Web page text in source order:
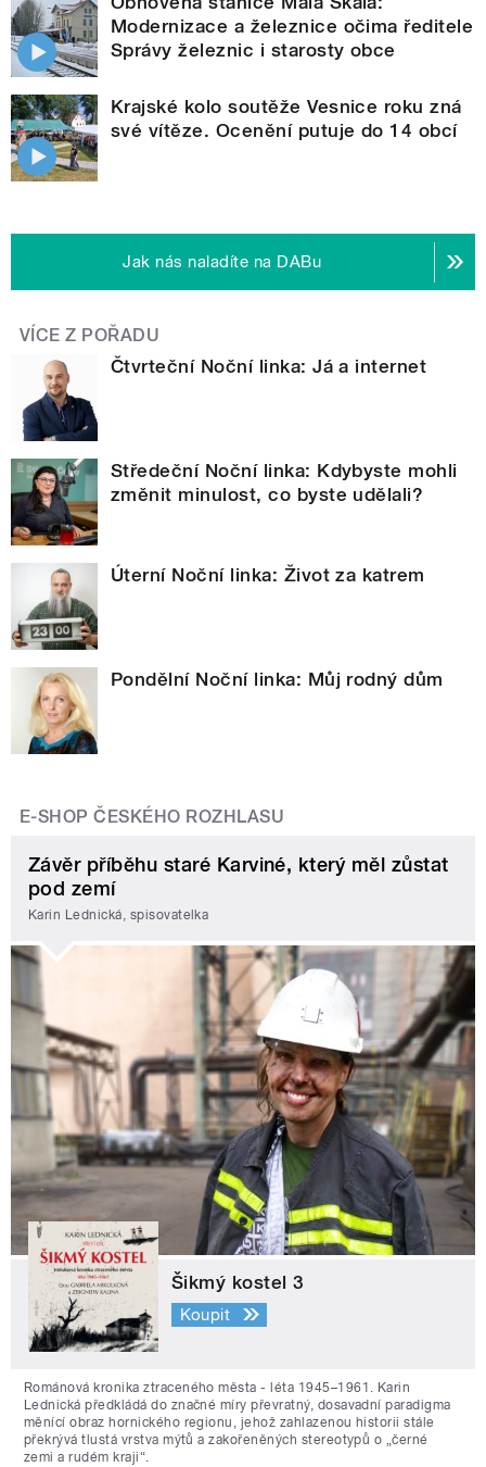
Modernizace a železnice očima ředitele
Správy železnic i starosty obce
Krajské kolo soutěže Vesnice roku zná
své vítěze. Ocenění putuje do 14 obcí
Jak nás naladíte na DABu
VÍCE Z POŘADU
Čtvrteční Noční linka: Já a internet
Středeční Noční linka: Kdybyste mohli
změnit minulost, co byste udělali?
Úterní Noční linka: Život za katrem
Pondělní Noční linka: Můj rodný dům
E-SHOP ČESKÉHO ROZHLASU
Závěr příběhu staré Karviné, který měl zůstat
pod zemí
Karin Lednická, spisovatelka
Šikmý kostel 3
Koupit
Románová kronika ztraceného města - léta 1945–1961. Karin
Lednická předkládá do značné míry převratný, dosavadní paradigma
měnící obraz hornického regionu, jehož zahlazenou historii stále
překrývá tlustá vrstva mýtů a zakořeněných stereotypů o „černé
zemi a rudém kraji“.